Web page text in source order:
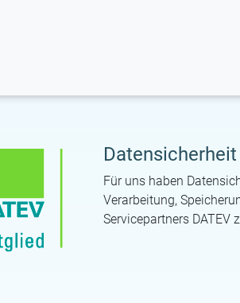
Für uns haben
Verarbeitung,
Servicepartners DATEV